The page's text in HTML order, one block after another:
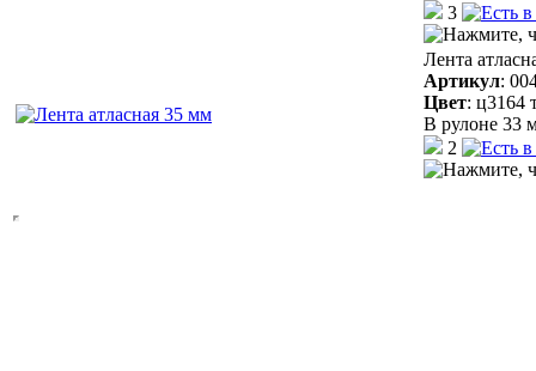
3
Лента
Артикул:
Цвет: ц3164
В рулоне 33
2